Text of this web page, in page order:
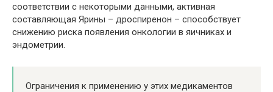
соответствии с некоторыми данными, активная
составляющая Ярины – дроспиренон – способствует
снижению риска появления онкологии в яичниках и
эндометрии.
Ограничения к применению у этих медикаментов